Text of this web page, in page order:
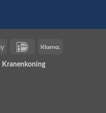
Google
IDeal
Kranenkoning